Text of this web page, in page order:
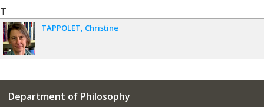
T
TAPPOLET Christine
Department of Philosophy